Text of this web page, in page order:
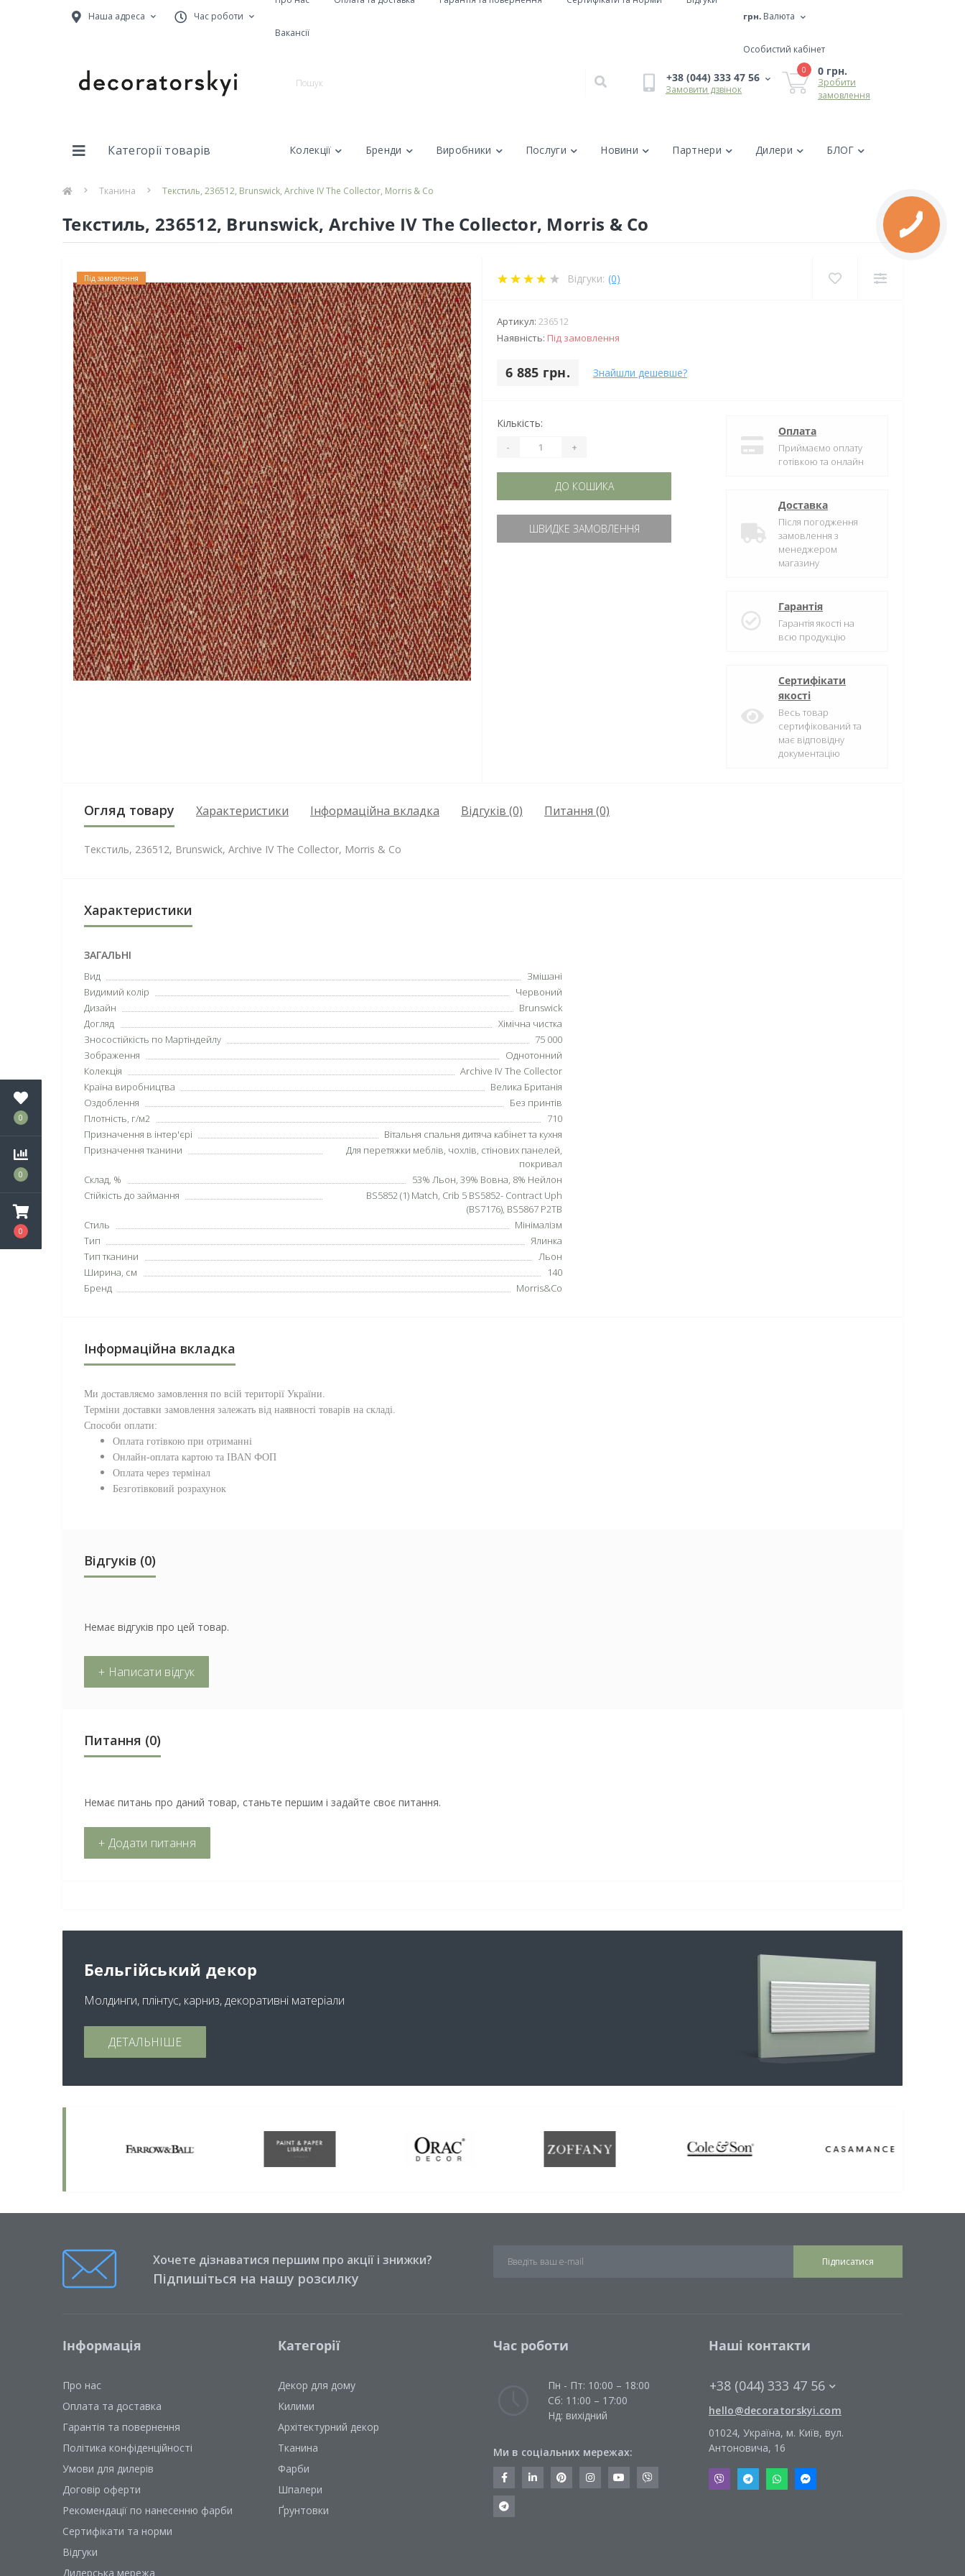
0
0
0
Наша адреса Час роботи
Вакансії
грн. Валюта
Особистий кабінет
+38 (044) 333 47 56
Замовити дзвінок
0 0 грн.
Зробити
замовлення
Категорії товарів Колекції Бренди Виробники Послуги Новини Партнери Дилери БЛОГ
Тканина Текстиль, 236512, Brunswick, Archive IV The Collector, Morris & Co
Текстиль, 236512, Brunswick, Archive IV The Collector, Morris & Co
Під замовлення Відгуки: (0)
Артикул: 236512
Наявність: Під замовлення
6 885 грн. Знайшли дешевше?
Кількість:
- +
ДО КОШИКА
ШВИДКЕ ЗАМОВЛЕННЯ
Оплата
Приймаємо оплату
готівкою та онлайн
Доставка
Після погодження
замовлення з
менеджером
магазину
Гарантія
Гарантія якості на
всю продукцію
Сертифікати
якості
Весь товар
сертифікований та
має відповідну
документацію
Огляд товару Характеристики Інформаційна вкладка Відгуків (0) Питання (0)
Текстиль, 236512, Brunswick, Archive IV The Collector, Morris & Co
Характеристики
ЗАГАЛЬНІ
Вид
Змішані
Видимий колір
Червоний
Дизайн
Brunswick
Догляд
Хімічна чистка
Зносостійкість по Мартіндейлу
75 000
Зображення
Однотонний
Колекція
Archive IV The Collector
Країна виробництва
Велика Британія
Оздоблення
Без принтів
Плотність, г/м2
710
Призначення в інтер'єрі
Вітальня спальня дитяча кабінет та кухня
Призначення тканини
Для перетяжки меблів, чохлів, стінових панелей,
покривал
Склад, %
53% Льон, 39% Вовна, 8% Нейлон
Стійкість до займання
BS5852 (1) Match, Crib 5 BS5852- Contract Uph
(BS7176), BS5867 P2TB
Стиль
Мінімалізм
Тип
Ялинка
Тип тканини
Льон
Ширина, см
140
Бренд
Morris&Co
Інформаційна вкладка
Ми доставляємо замовлення по всій території України.
Терміни доставки замовлення залежать від наявності товарів на складі.
Способи оплати:
Оплата готівкою при отриманні
Онлайн-оплата картою та IBAN ФОП
Оплата через термінал
Безготівковий розрахунок
Відгуків (0)
Немає відгуків про цей товар.
+ Написати відгук
Питання (0)
Немає питань про даний товар, станьте першим і задайте своє питання.
+ Додати питання
Бельгійський декор
Молдинги, плінтус, карниз, декоративні матеріали
ДЕТАЛЬНІШЕ
Хочете дізнаватися першим про акції і знижки?
Підпишіться на нашу розсилку
Підписатися
Інформація
Про нас
Оплата та доставка
Гарантія та повернення
Політика конфіденційності
Умови для дилерів
Договір оферти
Рекомендації по нанесенню фарби
Сертифікати та норми
Відгуки
Дилерська мережа
Категорії
Декор для дому
Килими
Архітектурний декор
Тканина
Фарби
Шпалери
Ґрунтовки
Час роботи
Пн - Пт: 10:00 – 18:00
Сб: 11:00 – 17:00
Нд: вихідний
Ми в соціальних мережах:
Наші контакти
+38 (044) 333 47 56
hello@decoratorskyi.com
01024, Україна, м. Київ, вул.
Антоновича, 16